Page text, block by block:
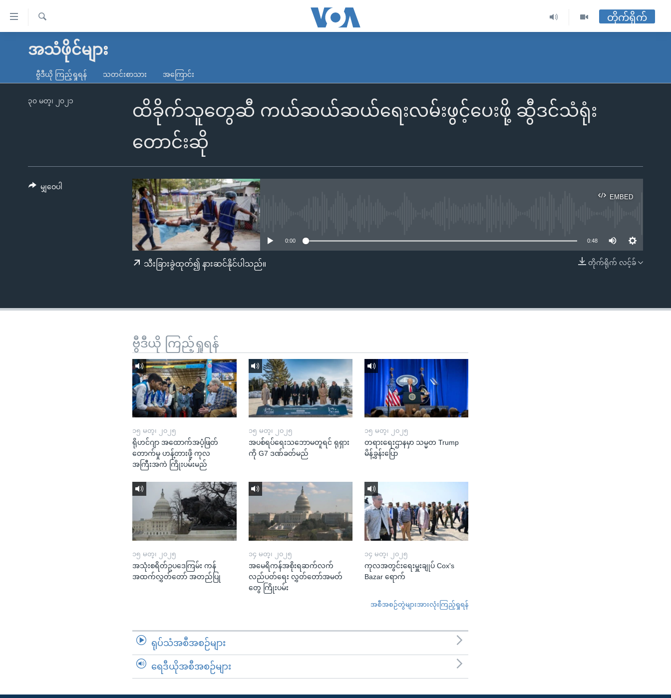
လွယ်ကူ
သည့်
ရန်
မူလစာမျက်နှာ
ကမ္ဘာ့သတင်းများ
နိုင်ငံတကာ
မကြေးမုံရဲ့ အင်္ဂလိပ်စာ
ရေဒီယို
ရေဒီယိုနှင့်ရုပ်သံ အချက်အလက်များ
ရ
တိုက်ရိုက်
အသံဖိုင်များ
ဗွီဒီယို ကြည့်ရှုရန် သတင်းစာသား အကြောင်း
ထိခိုက်သူတွေဆီ ကယ်ဆယ်ဆယ်ရေးလမ်းဖွင့်ပေးဖို့ ဆွီဒင်သံရုံး
တောင်းဆို
၃၀ မတ္၊ ၂၀၂၁
EMBED
EMBED
0:00 0:48
တိုက်ရိုက် လင့်ခ်
သီးခြားခွဲထုတ်၍ နားဆင်နိုင်ပါသည်။
မျှဝေပါ
ဗွီဒီယို ကြည့်ရှုရန်
၁၅ မတ္၊ ၂၀၂၅
ရိုဟင်ဂျာ အထောက်အပံ့ဖြတ်
တောက်မှု ဟန့်တားဖို့ ကုလ
အကြီးအကဲ ကြိုးပမ်းမည်
၁၅ မတ္၊ ၂၀၂၅
အပစ်ရပ်ရေးသဘောမတူရင် ရုရှား
ကို G7 ဒဏ်ခတ်မည်
၁၅ မတ္၊ ၂၀၂၅
တရားရေးဌာနမှာ သမ္မတ Trump
မိန့်ခွန်းပြော
၁၅ မတ္၊ ၂၀၂၅
အသုံးစရိတ်ဥပဒေကြမ်း ကန်
အထက်လွှတ်တော် အတည်ပြု
၁၄ မတ္၊ ၂၀၂၅
အမေရိကန်အစိုးရဆက်လက်
လည်ပတ်ရေး လွှတ်တော်အမတ်
တွေ ကြိုးပမ်း
၁၄ မတ္၊ ၂၀၂၅
ကုလအတွင်းရေးမှူးချုပ် Cox's
Bazar ရောက်
အစီအစဉ်တွဲများအားလုံးကြည့်ရှုရန်
ရုပ်သံအစီအစဉ်များ
ရေဒီယိုအစီအစဉ်များ